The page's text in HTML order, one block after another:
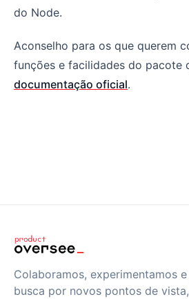
do Node.
Aconselho para os que querem
funções e facilidades do pacote
documentação oficial.
Colaboramos, experimentamos
busca por novos pontos de